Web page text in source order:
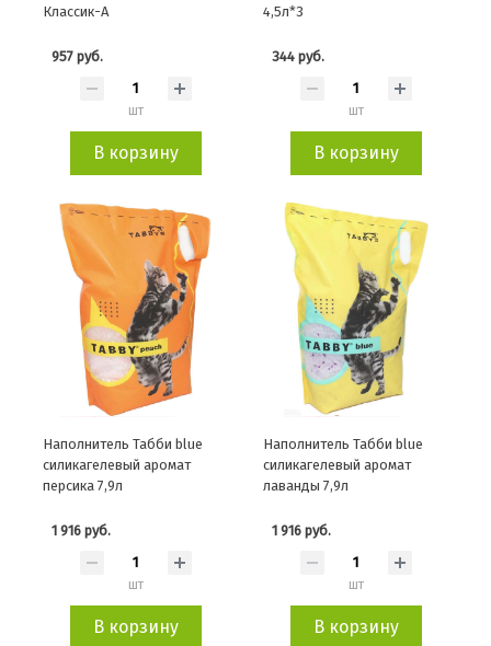
Классик-А
957 руб.
шт
В корзину
4,5л*3
344 руб.
шт
В корзину
Наполнитель Табби blue
силикагелевый аромат
персика 7,9л
1 916 руб.
шт
В корзину
Наполнитель Табби blue
силикагелевый аромат
лаванды 7,9л
1 916 руб.
шт
В корзину